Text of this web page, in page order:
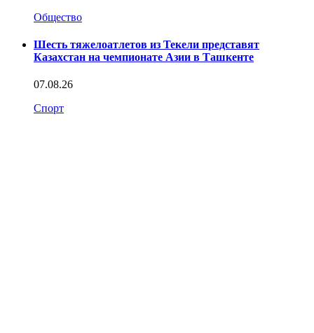
Общество
Шесть тяжелоатлетов из Текели представят
Казахстан на чемпионате Азии в Ташкенте
07.08.26
Спорт